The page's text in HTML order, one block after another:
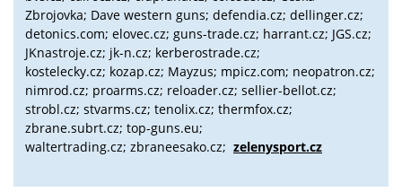
Zbrojovka; Dave western guns; defendia.cz; dellinger.cz;
detonics.com; elovec.cz; guns-trade.cz; harrant.cz; JGS.cz;
JKnastroje.cz; jk-n.cz; kerberostrade.cz;
kostelecky.cz; kozap.cz; Mayzus; mpicz.com; neopatron.cz;
nimrod.cz; proarms.cz; reloader.cz; sellier-bellot.cz;
strobl.cz; stvarms.cz; tenolix.cz; thermfox.cz;
zbrane.subrt.cz; top-guns.eu;
waltertrading.cz; zbraneesako.cz; zelenysport.cz